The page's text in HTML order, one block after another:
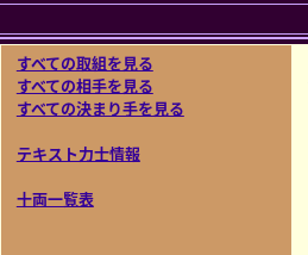
すべての取組を見る
すべての相手を見る
すべての決まり手を見る
テキスト力士情報
十両一覧表